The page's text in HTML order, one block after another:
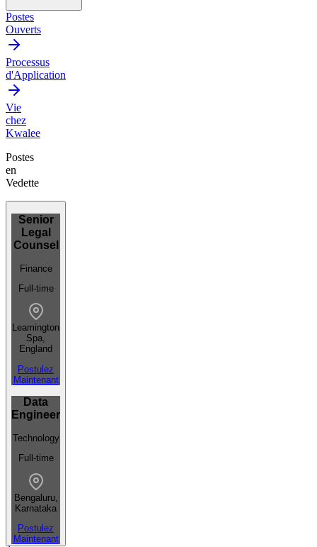
Postes
Ouverts
Processus
d'Application
Vie
chez
Kwalee
Postes
en
Vedette
Senior
Legal
Counsel
Finance
Full-time
Leamington
Spa,
England
Postulez
Maintenant
Data
Engineer
Technology
Full-time
Bengaluru,
Karnataka
Postulez
Maintenant